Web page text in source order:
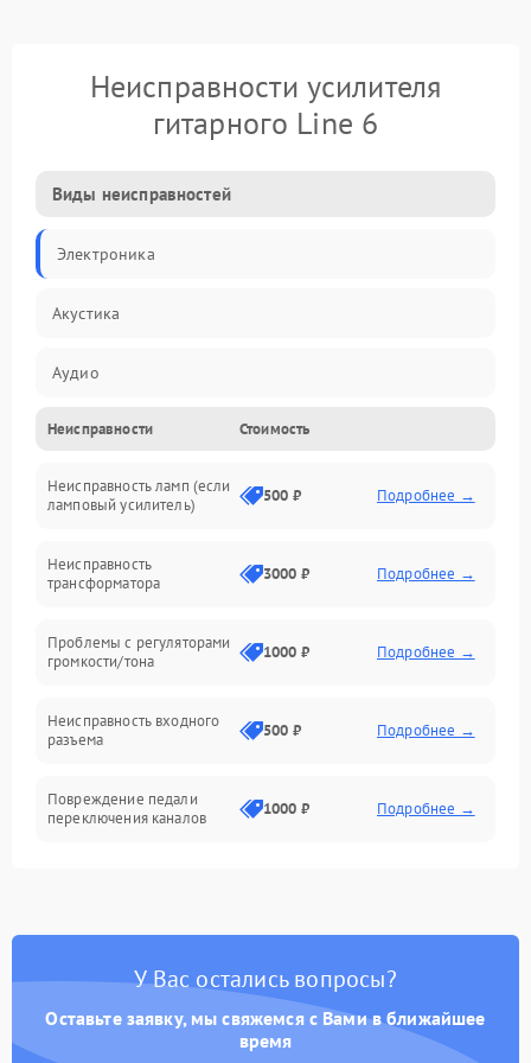
Неисправности усилителя
гитарного Line 6
Виды неисправностей
Электроника
Акустика
Аудио
Управление
Электропитание
Неисправности Стоимость
Неисправность ламп (если
ламповый усилитель)
500 ₽ Подробнее →
Неисправность
трансформатора
3000 ₽ Подробнее →
Проблемы с регуляторами
громкости/тона
1000 ₽ Подробнее →
Неисправность входного
разъема
500 ₽ Подробнее →
Повреждение педали
переключения каналов
1000 ₽ Подробнее →
2000 ₽ Подробнее →
У Вас остались вопросы?
Оставьте заявку, мы свяжемся с Вами в ближайшее
время